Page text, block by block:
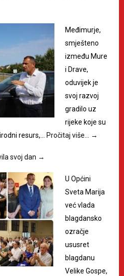
Međimurje,
smješteno
između Mure
i Drave,
oduvijek je
svoj razvoj
gradilo uz
rijeke koje su
resurs,… Pročitaj više… →
svoj dan →
U Općini
Sveta Marija
već vlada
blagdansko
ozračje
ususret
blagdanu
Velike Gospe,